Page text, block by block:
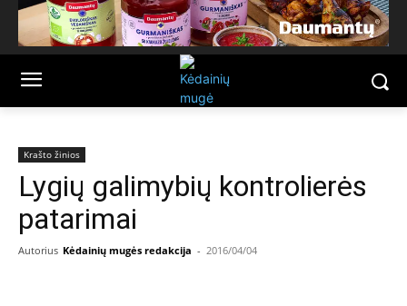
Krašto žinios
Lygių galimybių kontrolierės
patarimai
Autorius Kėdainių mugės redakcija - 2016/04/04